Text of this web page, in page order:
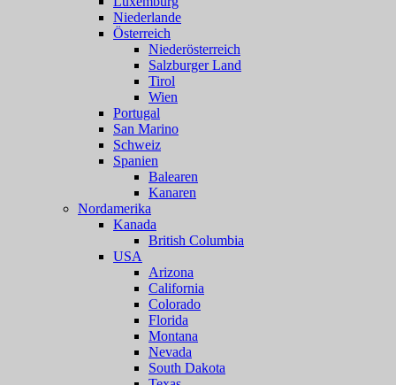
Niederlande
Österreich
Niederösterreich
Salzburger Land
Tirol
Wien
Portugal
San Marino
Schweiz
Spanien
Balearen
Kanaren
Nordamerika
Kanada
British Columbia
USA
Arizona
California
Colorado
Florida
Montana
Nevada
South Dakota